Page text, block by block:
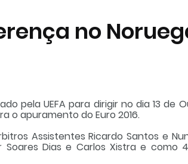
no
pela UEFA para dirigir no dia 13 de
o apuramento do Euro 2016.
Assistentes Ricardo Santos e
Dias e Carlos Xistra e como